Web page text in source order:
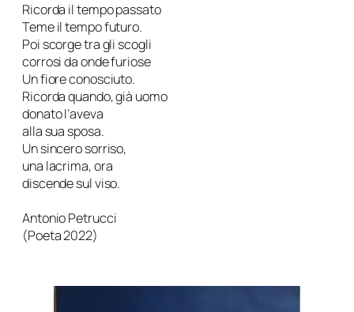
Ricorda il tempo passato
Teme il tempo futuro.
Poi scorge tra gli scogli
corrosi da onde furiose
Un fiore conosciuto.
Ricorda quando, già uomo
donato l’aveva
alla sua sposa.
Un sincero sorriso,
una lacrima, ora
discende sul viso.
Antonio Petrucci
(Poeta 2022)